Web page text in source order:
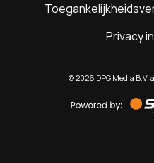
Privacy
©2026 DPG Media